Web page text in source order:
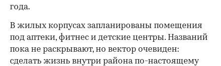
года.
В жилых корпусах запланированы помещения
под аптеки, фитнес и детские центры. Названий
пока не раскрывают, но вектор очевиден:
сделать жизнь внутри района по-настоящему